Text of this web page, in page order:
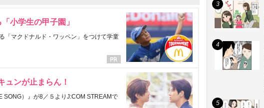
小学生の甲子園」
「マクドナルド・ワッペン」をつけて学童
ュンが止まらん！
SONG）』が8／５よりJ:COM STREAMで